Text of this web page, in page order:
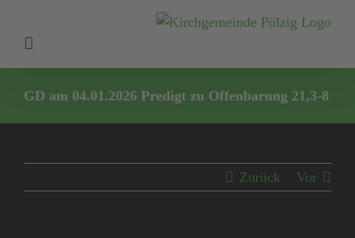
springen
GD am 04.01.2026 Predigt zu Offenbarung 21,3-8
Zurück Vor